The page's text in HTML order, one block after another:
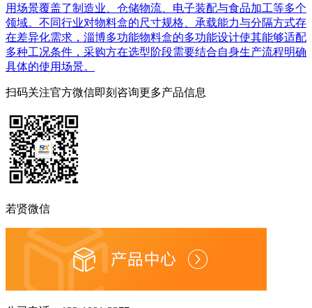
用场景覆盖了制造业、仓储物流、电子装配与食品加工等多个
领域。不同行业对物料盒的尺寸规格、承载能力与分隔方式存
在差异化需求，淄博多功能物料盒的多功能设计使其能够适配
多种工况条件，采购方在选型阶段需要结合自身生产流程明确
具体的使用场景。
扫码关注官方微信即刻咨询更多产品信息
若贤微信